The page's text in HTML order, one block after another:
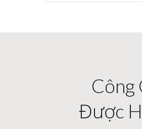
Công
Được